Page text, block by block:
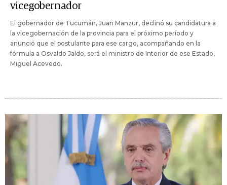
vicegobernador
El gobernador de Tucumán, Juan Manzur, declinó su candidatura a
la vicegobernación de la provincia para el próximo período y
anunció que el postulante para ese cargo, acompañando en la
fórmula a Osvaldo Jaldo, será el ministro de Interior de ese Estado,
Miguel Acevedo.